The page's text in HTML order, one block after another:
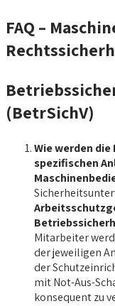
FAQ –
(BetrSichV)
Wie werden
spezifischen
Mitarbeiter
der jeweiligen
der
mit Not-Aus-
konsequent zu